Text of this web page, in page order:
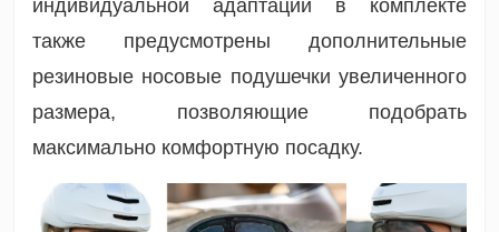
индивидуальной адаптации в комплекте
также предусмотрены дополнительные
резиновые носовые подушечки увеличенного
размера, позволяющие подобрать
максимально комфортную посадку.